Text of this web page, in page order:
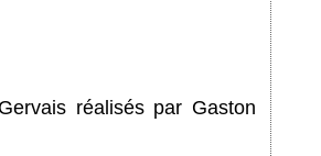
réalisés par Gaston